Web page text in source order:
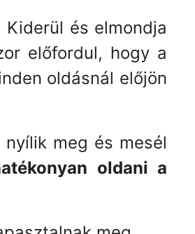
és elmondja
előfordul, hogy a
oldásnál előjön
nyílik meg és mesél
oldani a